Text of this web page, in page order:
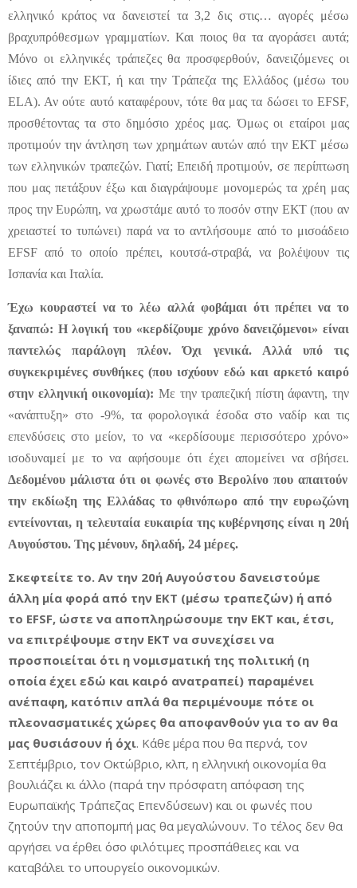
ελληνικό κράτος να δανειστεί τα 3,2 δις στις… αγορές μέσω
βραχυπρόθεσμων γραμματίων. Και ποιος θα τα αγοράσει αυτά;
Μόνο οι ελληνικές τράπεζες θα προσφερθούν, δανειζόμενες οι
ίδιες από την ΕΚΤ, ή και την Τράπεζα της Ελλάδος (μέσω του
ELA). Αν ούτε αυτό καταφέρουν, τότε θα μας τα δώσει το EFSF,
προσθέτοντας τα στο δημόσιο χρέος μας. Όμως οι εταίροι μας
προτιμούν την άντληση των χρημάτων αυτών από την ΕΚΤ μέσω
των ελληνικών τραπεζών. Γιατί; Επειδή προτιμούν, σε περίπτωση
που μας πετάξουν έξω και διαγράψουμε μονομερώς τα χρέη μας
προς την Ευρώπη, να χρωστάμε αυτό το ποσόν στην ΕΚΤ (που αν
χρειαστεί το τυπώνει) παρά να το αντλήσουμε από το μισοάδειο
EFSF από το οποίο πρέπει, κουτσά-στραβά, να βολέψουν τις
Ισπανία και Ιταλία.
Έχω κουραστεί να το λέω αλλά φοβάμαι ότι πρέπει να το
ξαναπώ: Η λογική του «κερδίζουμε χρόνο δανειζόμενοι» είναι
παντελώς παράλογη πλέον. Όχι γενικά. Αλλά υπό τις
συγκεκριμένες συνθήκες (που ισχύουν εδώ και αρκετό καιρό
στην ελληνική οικονομία): Με την τραπεζική πίστη άφαντη, την
«ανάπτυξη» στο -9%, τα φορολογικά έσοδα στο ναδίρ και τις
επενδύσεις στο μείον, το να «κερδίσουμε περισσότερο χρόνο»
ισοδυναμεί με το να αφήσουμε ότι έχει απομείνει να σβήσει.
Δεδομένου μάλιστα ότι οι φωνές στο Βερολίνο που απαιτούν
την εκδίωξη της Ελλάδας το φθινόπωρο από την ευρωζώνη
εντείνονται, η τελευταία ευκαιρία της κυβέρνησης είναι η 20ή
Αυγούστου. Της μένουν, δηλαδή, 24 μέρες.
Σκεφτείτε το. Αν την 20ή Αυγούστου δανειστούμε
άλλη μία φορά από την ΕΚΤ (μέσω τραπεζών) ή από
το EFSF, ώστε να αποπληρώσουμε την ΕΚΤ και, έτσι,
να επιτρέψουμε στην ΕΚΤ να συνεχίσει να
προσποιείται ότι η νομισματική της πολιτική (η
οποία έχει εδώ και καιρό ανατραπεί) παραμένει
ανέπαφη, κατόπιν απλά θα περιμένουμε πότε οι
πλεονασματικές χώρες θα αποφανθούν για το αν θα
μας θυσιάσουν ή όχι. Κάθε μέρα που θα περνά, τον
Σεπτέμβριο, τον Οκτώβριο, κλπ, η ελληνική οικονομία θα
βουλιάζει κι άλλο (παρά την πρόσφατη απόφαση της
Ευρωπαϊκής Τράπεζας Επενδύσεων) και οι φωνές που
ζητούν την αποπομπή μας θα μεγαλώνουν. Το τέλος δεν θα
αργήσει να έρθει όσο φιλότιμες προσπάθειες και να
καταβάλει το υπουργείο οικονομικών.